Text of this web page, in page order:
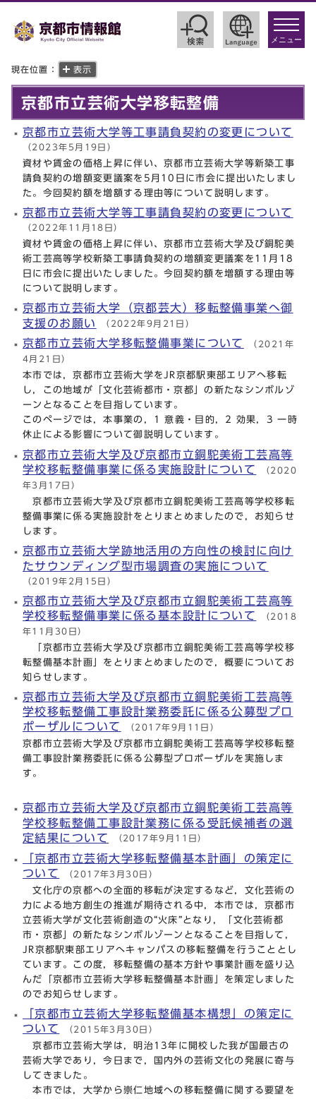
toggle
メニュー
現在位置： 表示
京都市立芸術大学移転整備
京都市立芸術大学等工事請負契約の変更について
（2023年5月19日）
資材や賃金の価格上昇に伴い、京都市立芸術大学等新築工事
請負契約の増額変更議案を5月10日に市会に提出いたしまし
た。今回契約額を増額する理由等について説明します。
京都市立芸術大学等工事請負契約の変更について
（2022年11月18日）
資材や賃金の価格上昇に伴い、京都市立芸術大学及び銅駝美
術工芸高等学校新築工事請負契約の増額変更議案を11月18
日に市会に提出いたしました。今回契約額を増額する理由等
について説明します。
京都市立芸術大学（京都芸大）移転整備事業へ御
支援のお願い （2022年9月21日）
京都市立芸術大学移転整備事業について
（2021年
4月21日）
本市では，京都市立芸術大学をJR京都駅東部エリアへ移転
し，この地域が「文化芸術都市・京都」の新たなシンボルゾ
ーンとなることを目指しています。
このページでは，本事業の，1 意義・目的，2 効果，3 一時
休止による影響について御説明しています。
京都市立芸術大学及び京都市立銅駝美術工芸高等
学校移転整備事業に係る実施設計について
（2020
年3月17日）
京都市立芸術大学及び京都市立銅駝美術工芸高等学校移転
整備事業に係る実施設計をとりまとめましたので，お知らせ
します。
京都市立芸術大学跡地活用の方向性の検討に向け
たサウンディング型市場調査の実施について
（2019年2月15日）
京都市立芸術大学及び京都市立銅駝美術工芸高等
学校移転整備事業に係る基本設計について
（2018
年11月30日）
「京都市立芸術大学及び京都市立銅駝美術工芸高等学校移
転整備基本計画」をとりまとめましたので，概要についてお
知らせします。
京都市立芸術大学及び京都市立銅駝美術工芸高等
学校移転整備工事設計業務委託に係る公募型プロ
ポーザルについて
（2017年9月11日）
京都市立芸術大学及び京都市立銅駝美術工芸高等学校移転整
備工事設計業務委託に係る公募型プロポーザルを実施しま
す。
京都市立芸術大学及び京都市立銅駝美術工芸高等
学校移転整備工事設計業務に係る受託候補者の選
定結果について
（2017年9月11日）
「京都市立芸術大学移転整備基本計画」の策定に
ついて
（2017年3月30日）
文化庁の京都への全面的移転が決定するなど，文化芸術の
力による地方創生の推進が期待される中，本市では，京都市
立芸術大学が文化芸術創造の“火床”となり，「文化芸術都
市・京都」の新たなシンボルゾーンとなることを目指して，
JR京都駅東部エリアへキャンパスの移転整備を行うこととし
ています。この度，移転整備の基本方針や事業計画を盛り込
んだ「京都市立芸術大学移転整備基本計画」を策定しました
のでお知らせします。
「京都市立芸術大学移転整備基本構想」の策定に
ついて
（2015年3月30日）
京都市立芸術大学は，明治13年に開校した我が国最古の
芸術大学であり，今日まで，国内外の芸術文化の発展に寄与
してきました。
本市では，大学から崇仁地域への移転整備に関する要望を